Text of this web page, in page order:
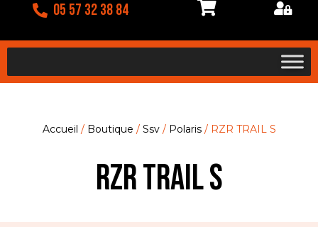
05 57 32 38 84
Accueil / Boutique / Ssv/ Polaris/ RZR TRAIL S
RZR TRAIL S